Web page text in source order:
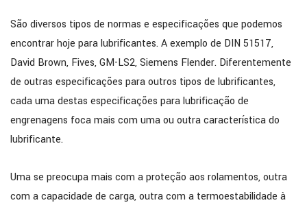
São diversos tipos de normas e especificações que podemos
encontrar hoje para lubrificantes. A exemplo de DIN 51517,
David Brown, Fives, GM-LS2, Siemens Flender. Diferentemente
de outras especificações para outros tipos de lubrificantes,
cada uma destas especificações para lubrificação de
engrenagens foca mais com uma ou outra característica do
lubrificante.
Uma se preocupa mais com a proteção aos rolamentos, outra
com a capacidade de carga, outra com a termoestabilidade à